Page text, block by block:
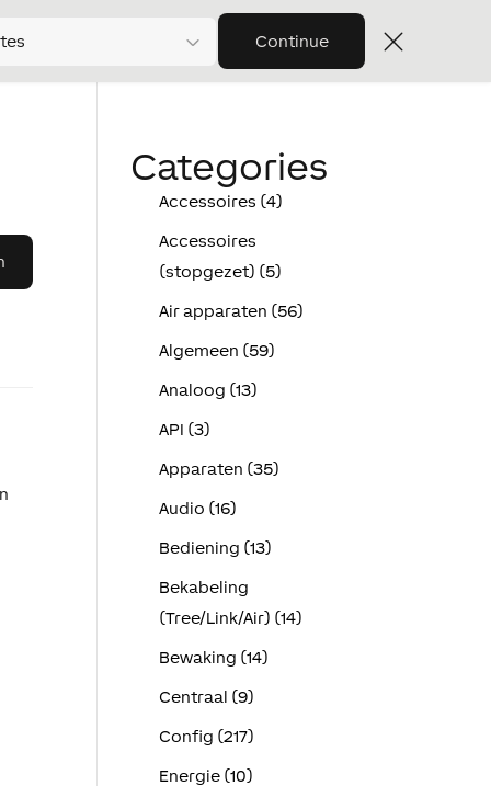
Continue
Categories
Accessoires (4)
Accessoires
(stopgezet) (5)
Air apparaten (56)
Algemeen (59)
Analoog (13)
API (3)
Apparaten (35)
Audio (16)
Bediening (13)
Bekabeling
(Tree/Link/Air) (14)
Bewaking (14)
Centraal (9)
Config (217)
Energie (10)